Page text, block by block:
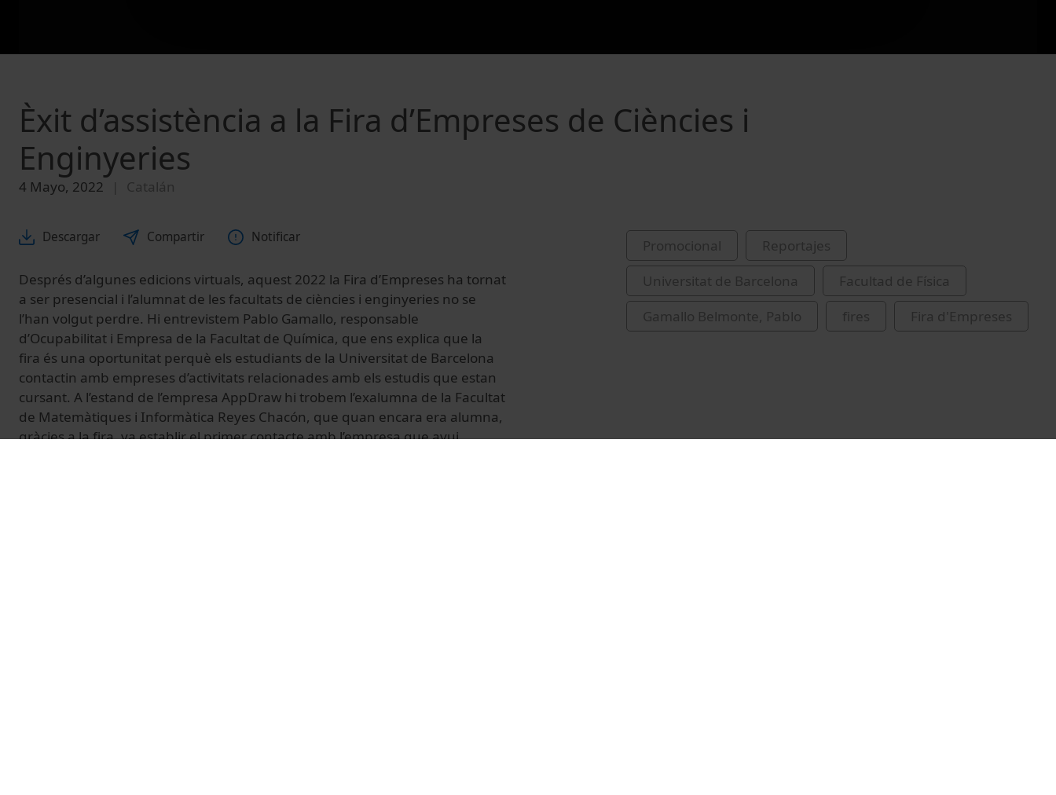
Èxit d’assistència a la Fira d’Empreses de Ciències i
Enginyeries
4 Mayo, 2022 Catalán
Descargar Compartir Notificar
Després d’algunes edicions virtuals, aquest 2022 la Fira d’Empreses ha tornat
a ser presencial i l’alumnat de les facultats de ciències i enginyeries no se
l’han volgut perdre. Hi entrevistem Pablo Gamallo, responsable
d’Ocupabilitat i Empresa de la Facultat de Química, que ens explica que la
fira és una oportunitat perquè els estudiants de la Universitat de Barcelona
contactin amb empreses d’activitats relacionades amb els estudis que estan
cursant. A l’estand de l’empresa AppDraw hi trobem l’exalumna de la Facultat
de Matemàtiques i Informàtica Reyes Chacón, que quan encara era alumna,
gràcies a la fira, va establir el primer contacte amb l’empresa que avui
Promocional
Reportajes
Universitat de Barcelona
Facultad de Física
Gamallo Belmonte, Pablo
fires Fira d'Empreses